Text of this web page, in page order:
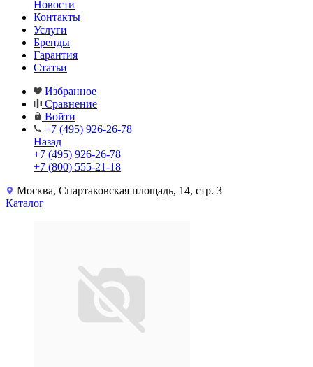
Новости
Контакты
Услуги
Бренды
Гарантия
Статьи
Избранное
Сравнение
Войти
+7 (495) 926-26-78
Назад
+7 (495) 926-26-78
+7 (800) 555-21-18
Москва, Спартаковская площадь, 14, стр. 3
Каталог